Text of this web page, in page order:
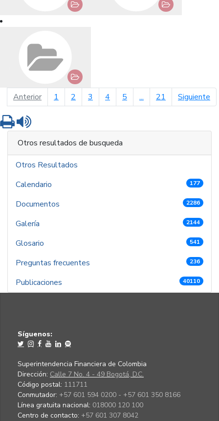
Anteriorpágina anterior
1 2 3 4 5 ... 21 Siguiente
Imprimir
Otros resultados de busqueda
Otros Resultados
Calendario
177
Documentos 2286
Galería 2144
Glosario 541
Preguntas frecuentes 236
Publicaciones 40110
Síguenos:
Superintendencia Financiera de Colombia
Dirección: Calle 7 No. 4 - 49 Bogotá, D.C.
Código postal: 111711
Conmutador: +57 601 594 0200 - +57 601 350 8166
Línea gratuita nacional: 018000 120 100
Centro de contacto: +57 601 307 8042